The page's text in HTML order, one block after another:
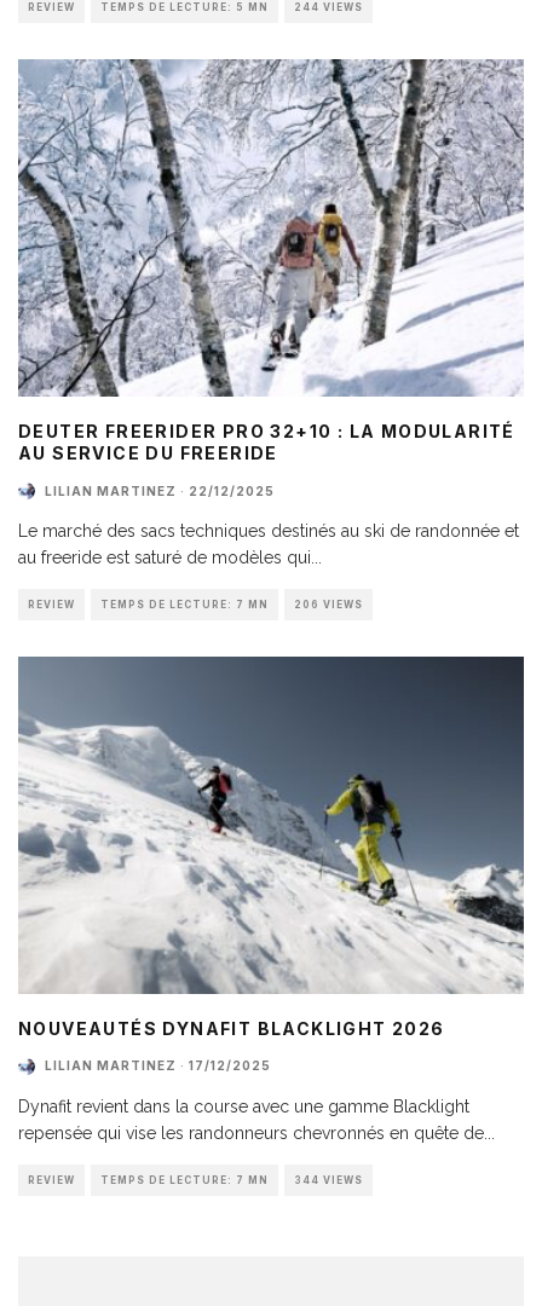
REVIEW TEMPS DE LECTURE: 5 MN 244 VIEWS
DEUTER FREERIDER PRO 32+10 : LA MODULARITÉ
AU SERVICE DU FREERIDE
LILIAN MARTINEZ · 22/12/2025
Le marché des sacs techniques destinés au ski de randonnée et
au freeride est saturé de modèles qui
REVIEW TEMPS DE LECTURE: 7 MN 206 VIEWS
NOUVEAUTÉS DYNAFIT BLACKLIGHT 2026
LILIAN MARTINEZ · 17/12/2025
Dynafit revient dans la course avec une gamme Blacklight
repensée qui vise les randonneurs chevronnés en quête de
REVIEW TEMPS DE LECTURE: 7 MN 344 VIEWS